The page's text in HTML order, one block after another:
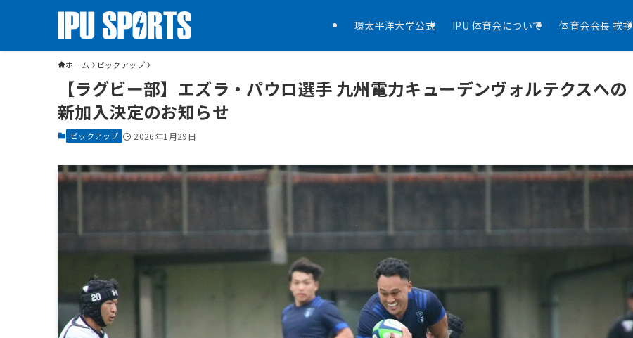
環太平洋大学公式 IPU 体育会について 体育会会長 挨拶
ホーム ピックアップ
【ラグビー部】エズラ・パウロ選手 九州電力キューデンヴォルテクスへの
新加入決定のお知らせ
ピックアップ 2026年1月29日